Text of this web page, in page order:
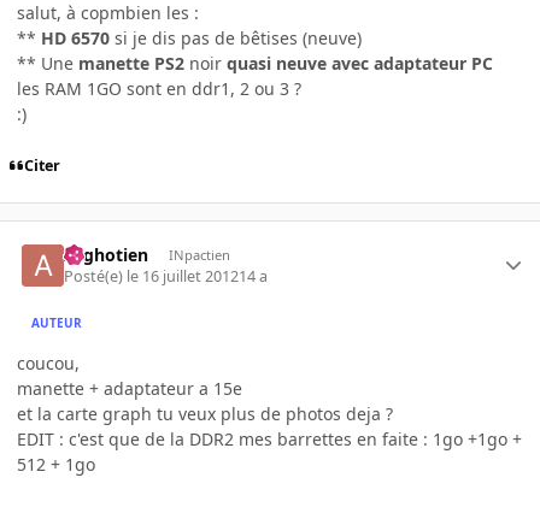
salut, à copmbien les :
** HD 6570 si je dis pas de bêtises (neuve)
** Une manette PS2 noir quasi neuve avec adaptateur PC
les RAM 1GO sont en ddr1, 2 ou 3 ?
:)
Citer
Arghotien INpactien
Posté(e) le 16 juillet 201214 a
AUTEUR
coucou,
manette + adaptateur a 15e
et la carte graph tu veux plus de photos deja ?
EDIT : c'est que de la DDR2 mes barrettes en faite : 1go +1go +
512 + 1go